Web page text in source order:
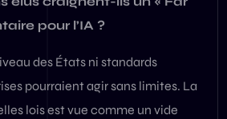
pour l’IA ?
des États ni standards
pourraient agir sans limites. La
lois est vue comme un vide